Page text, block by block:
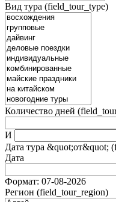
Вид тура (field_tour_type)
Количество дней
И
Дата тура &quot;от&quot;
Дата
Формат: 07-08-2026
Регион (field_tour_region)